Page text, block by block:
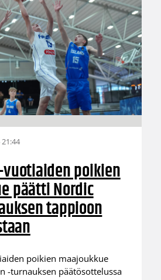
21:44
vuotiaiden poikien
päätti Nordic
tappioon
poikien maajoukkue
-turnauksen päätösottelussa